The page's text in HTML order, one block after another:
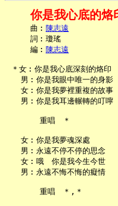
你是我心底的
     曲︰
陳志遠
     詞︰瓊瑤
     編︰
陳志遠
＊女︰你是我心底深刻的烙印
   男︰你是我眼中唯一的身影
   女︰你是我夢裡重複的故事
   男︰你是我耳邊輾轉的叮嚀
       重唱　＊
   女︰你是我夢魂深處
   男︰永遠不停不停的思念
   女︰哦　你是我今生今世
   男︰永遠不悔不悔的癡情
       重唱　＊,＊